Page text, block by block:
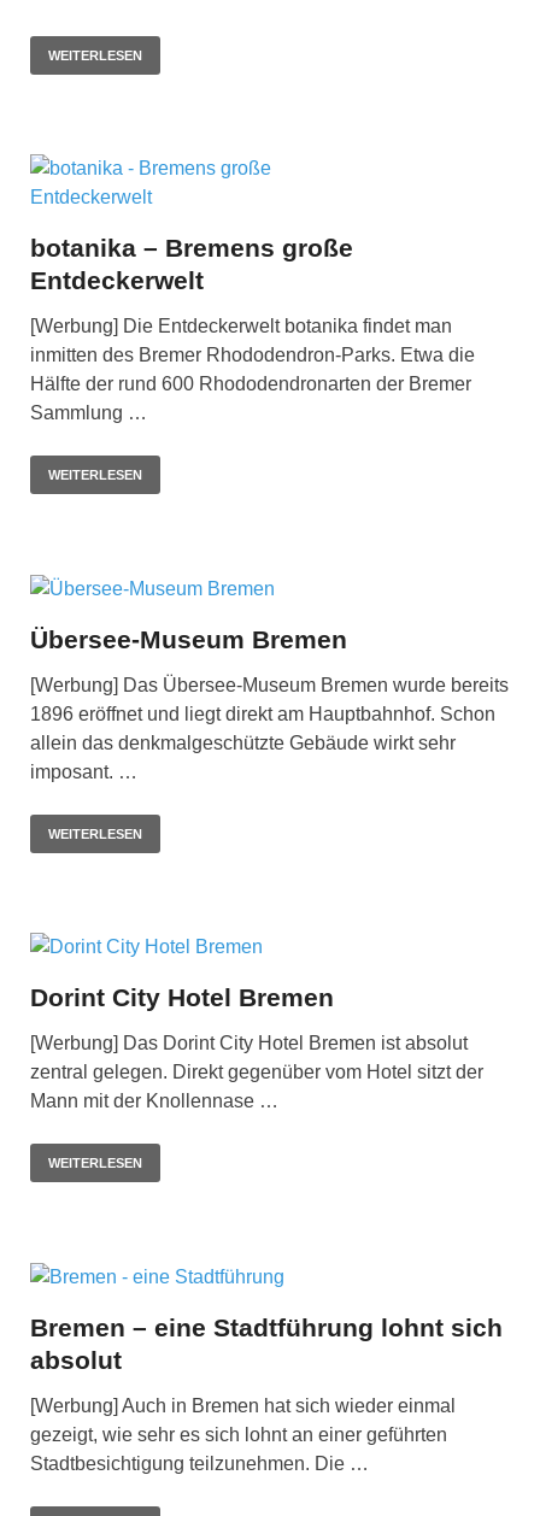
WEITERLESEN
botanika – Bremens große
Entdeckerwelt
[Werbung] Die Entdeckerwelt botanika findet man
inmitten des Bremer Rhododendron-Parks. Etwa die
Hälfte der rund 600 Rhododendronarten der Bremer
Sammlung …
WEITERLESEN
Übersee-Museum Bremen
[Werbung] Das Übersee-Museum Bremen wurde bereits
1896 eröffnet und liegt direkt am Hauptbahnhof. Schon
allein das denkmalgeschützte Gebäude wirkt sehr
imposant. …
WEITERLESEN
Dorint City Hotel Bremen
[Werbung] Das Dorint City Hotel Bremen ist absolut
zentral gelegen. Direkt gegenüber vom Hotel sitzt der
Mann mit der Knollennase …
WEITERLESEN
Bremen – eine Stadtführung lohnt sich
absolut
[Werbung] Auch in Bremen hat sich wieder einmal
gezeigt, wie sehr es sich lohnt an einer geführten
Stadtbesichtigung teilzunehmen. Die …